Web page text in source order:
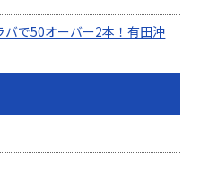
バで50オーバー2本！有田沖